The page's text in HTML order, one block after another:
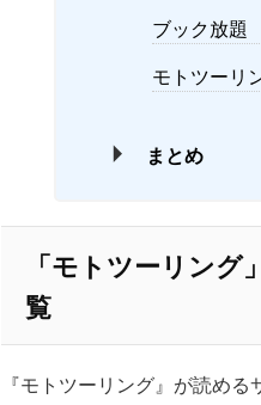
ブック放題
モトツーリ
まとめ
「モトツーリン
覧
『モトツーリング』が読め